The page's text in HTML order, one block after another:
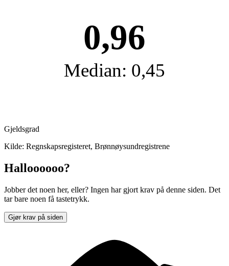
0,96
Median: 0,45
Gjeldsgrad
Kilde: Regnskapsregisteret, Brønnøysundregistrene
Halloooooo?
Jobber det noen her, eller? Ingen har gjort krav på denne siden. Det
tar bare noen få tastetrykk.
Gjør krav på siden